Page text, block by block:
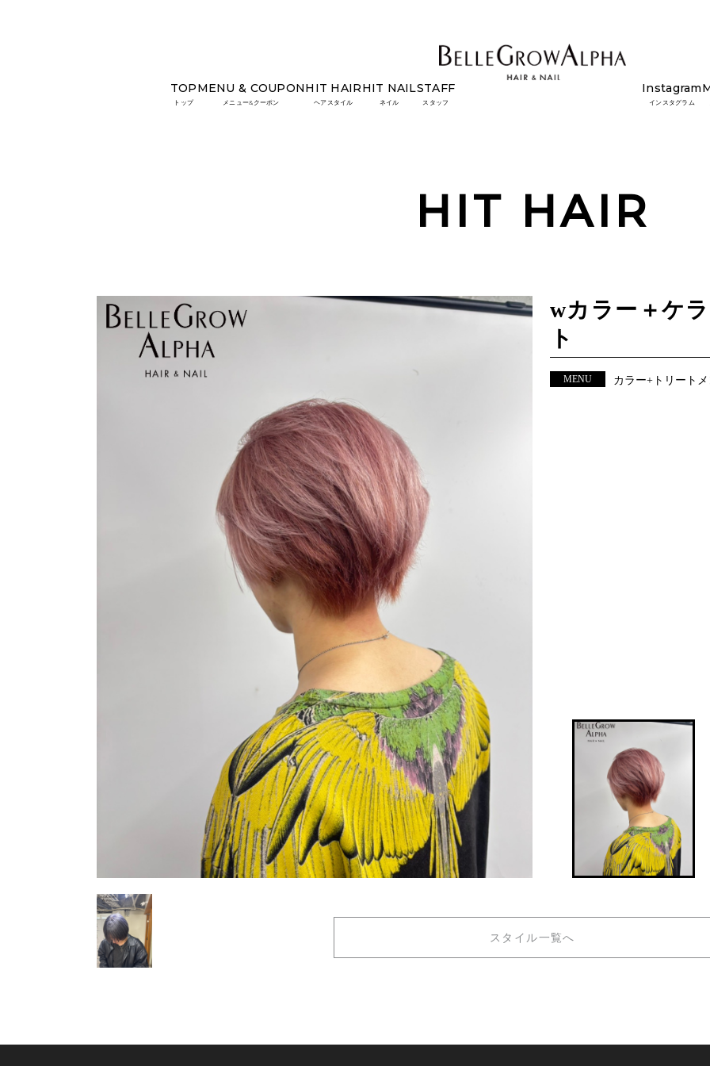
TOP
トップ
MENU & COUPON
メニュー&クーポン
HIT HAIR
ヘアスタイル
HIT NAIL
ネイル
STAFF
スタッフ
Instagram
インスタグラム
HIT HAIR wカラー＋ケラスターゼトリートメント
HIT HAIR
wカラー＋ケ
ト
MENU カラー+トリート
< BACK スタイル一覧へ